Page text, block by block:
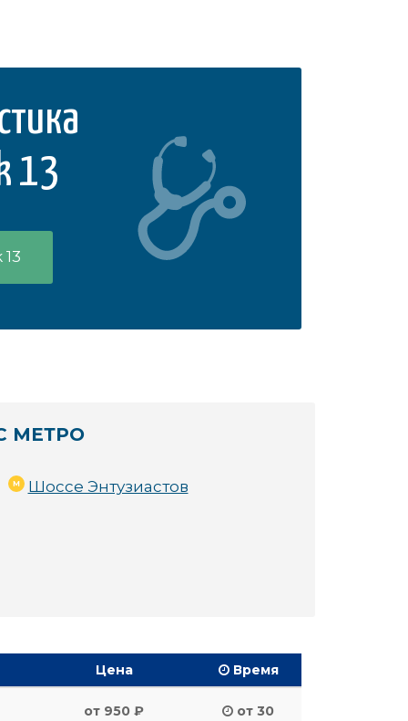
13
МЕТРО
Шоссе Энтузиастов
Цена Время
от 950 ₽ от 30